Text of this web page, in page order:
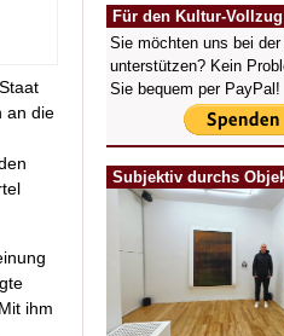
an die
ihm
Für den Kultur-
Sie möchten uns bei der
unterstützen? Kein
Sie bequem per PayPal!
Subjektiv durchs